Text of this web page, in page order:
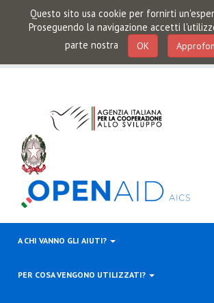
Questo sito usa cookie per fornirti
Proseguendo la navigazione accetti
parte nostra
OK
A CHI VANNO GLI AIUTI?
PER COSA VENGONO UTILIZZATI?